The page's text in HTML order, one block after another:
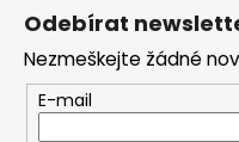
INNOKIN
Z-
0,8
OHM
Odebírat
Nezmeškejte žádné
E-mail